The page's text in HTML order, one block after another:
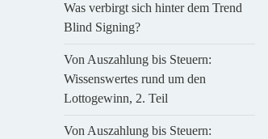
Was verbirgt sich hinter dem Trend
Blind Signing?
Von Auszahlung bis Steuern:
Wissenswertes rund um den
Lottogewinn, 2. Teil
Von Auszahlung bis Steuern: